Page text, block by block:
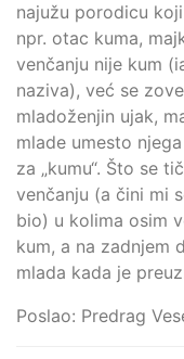
najužu porodicu
npr. otac kuma,
venčanju nije kum
naziva), već se
mladoženjin ujak,
mlade umesto
za „kumu“. Što se
venčanju (a čini mi
bio) u kolima osim
kum, a na zadnjem
mlada kada je
Poslao: Predrag